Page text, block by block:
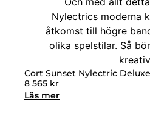
Cort Sunset Nylectric
8 565 kr
Läs mer